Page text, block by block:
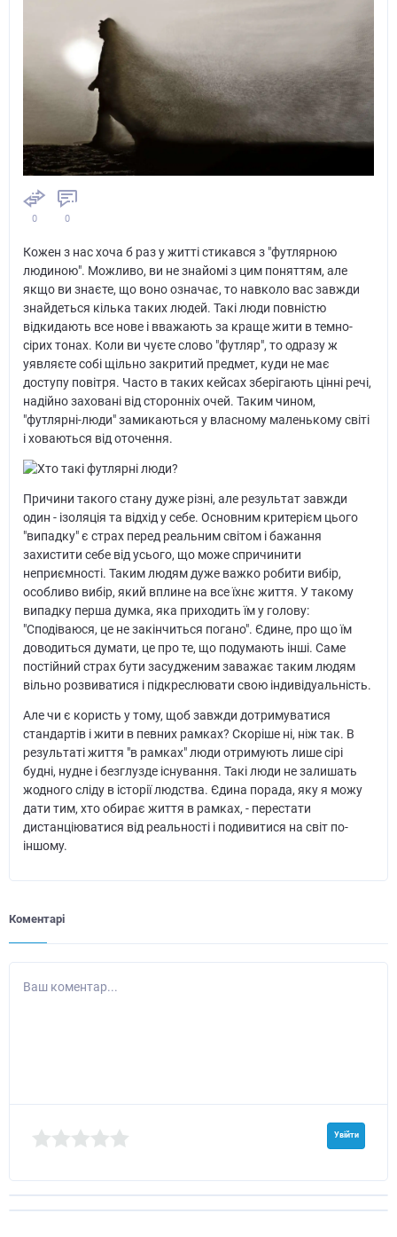
0 0
Кожен з нас хоча б раз у житті стикався з "футлярною
людиною". Можливо, ви не знайомі з цим поняттям, але
якщо ви знаєте, що воно означає, то навколо вас завжди
знайдеться кілька таких людей. Такі люди повністю
відкидають все нове і вважають за краще жити в темно-
сірих тонах. Коли ви чуєте слово "футляр", то одразу ж
уявляєте собі щільно закритий предмет, куди не має
доступу повітря. Часто в таких кейсах зберігають цінні речі,
надійно заховані від сторонніх очей. Таким чином,
"футлярні-люди" замикаються у власному маленькому світі
і ховаються від оточення.
Причини такого стану дуже різні, але результат завжди
один - ізоляція та відхід у себе. Основним критерієм цього
"випадку" є страх перед реальним світом і бажання
захистити себе від усього, що може спричинити
неприємності. Таким людям дуже важко робити вибір,
особливо вибір, який вплине на все їхнє життя. У такому
випадку перша думка, яка приходить їм у голову:
"Сподіваюся, це не закінчиться погано". Єдине, про що їм
доводиться думати, це про те, що подумають інші. Саме
постійний страх бути засудженим заважає таким людям
вільно розвиватися і підкреслювати свою індивідуальність.
Але чи є користь у тому, щоб завжди дотримуватися
стандартів і жити в певних рамках? Скоріше ні, ніж так. В
результаті життя "в рамках" люди отримують лише сірі
будні, нудне і безглузде існування. Такі люди не залишать
жодного сліду в історії людства. Єдина порада, яку я можу
дати тим, хто обирає життя в рамках, - перестати
дистанціюватися від реальності і подивитися на світ по-
іншому.
Коментарі
Ваш коментар...
Увійти